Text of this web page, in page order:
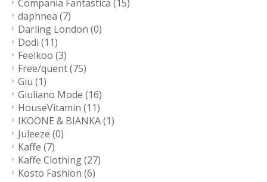
Compania Fantastica (15)
daphnea (7)
Darling London (0)
Dodi (11)
Feelkoo (3)
Free/quent(75)
Giu (1)
Giuliano Mode (16)
HouseVitamin (11)
IKOONE & BIANKA(1)
Juleeze (0)
Kaffe (7)
Kaffe Clothing(27)
Kosto Fashion (6)